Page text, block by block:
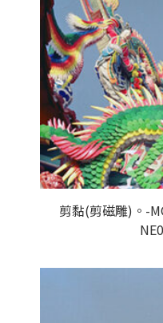
剪黏(剪磁雕)。-